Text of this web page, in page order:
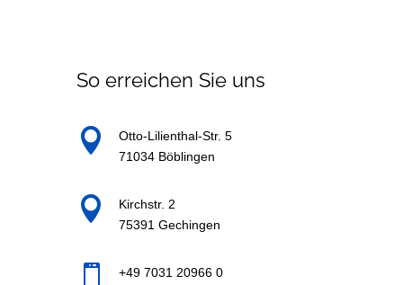
So erreichen Sie uns

Otto-Lilienthal-Str. 5
71034 Böblingen

Kirchstr. 2
75391 Gechingen
 +49 7031 20966 0